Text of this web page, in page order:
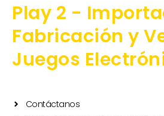
f
Play 2 -
Fabricación y
Juegos
Contáctanos